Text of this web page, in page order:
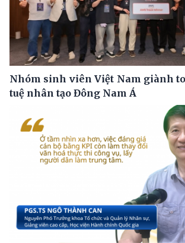
Nhóm sinh viên Việt Nam giành
tuệ nhân tạo Đông Nam Á